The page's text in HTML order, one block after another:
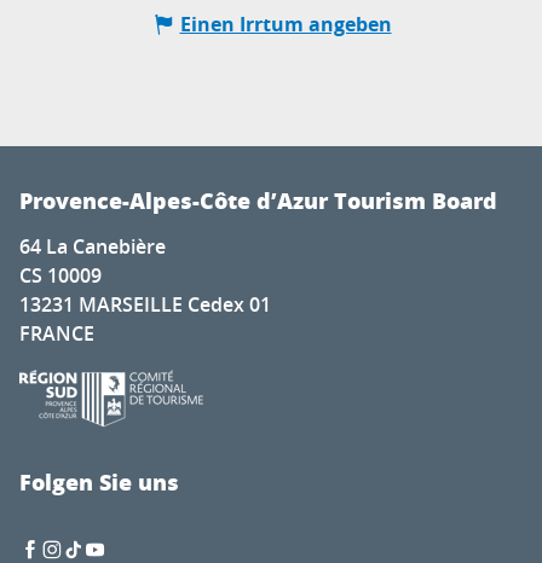
Einen Irrtum angeben
Provence-Alpes-Côte d’Azur Tourism Board
64 La Canebière
CS 10009
13231 MARSEILLE Cedex 01
FRANCE
Folgen Sie uns